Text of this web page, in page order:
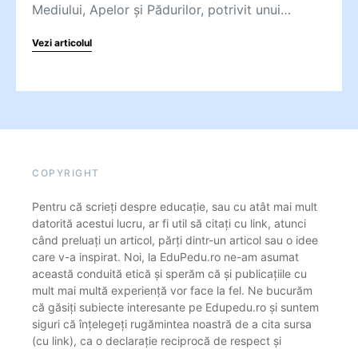
Mediului, Apelor și Pădurilor, potrivit unui…
Vezi articolul
COPYRIGHT
Pentru că scrieți despre educație, sau cu atât mai mult
datorită acestui lucru, ar fi util să citați cu link, atunci
când preluați un articol, părți dintr-un articol sau o idee
care v-a inspirat. Noi, la EduPedu.ro ne-am asumat
această conduită etică și sperăm că și publicațiile cu
mult mai multă experiență vor face la fel. Ne bucurăm
că găsiți subiecte interesante pe Edupedu.ro și suntem
siguri că înțelegeți rugămintea noastră de a cita sursa
(cu link), ca o declarație reciprocă de respect și